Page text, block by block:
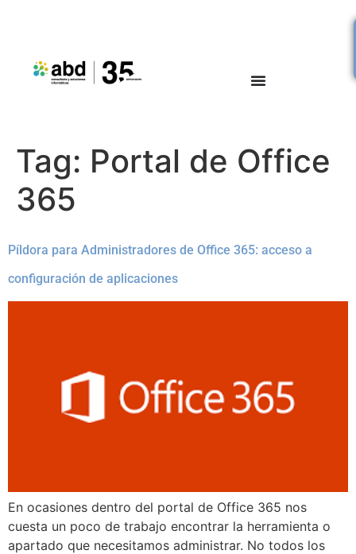
Tag: Portal de Office
365
Píldora para Administradores de Office 365: acceso a
configuración de aplicaciones
En ocasiones dentro del portal de Office 365 nos
cuesta un poco de trabajo encontrar la herramienta o
apartado que necesitamos administrar. No todos los